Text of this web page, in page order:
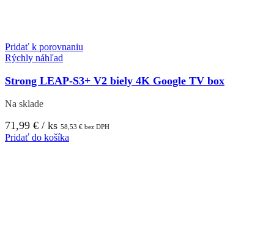
Pridať k porovnaniu
Rýchly náhľad
Strong LEAP-S3+ V2 biely 4K Google TV box
Na sklade
71,99 € / ks 58,53 € bez DPH
Pridať do košíka